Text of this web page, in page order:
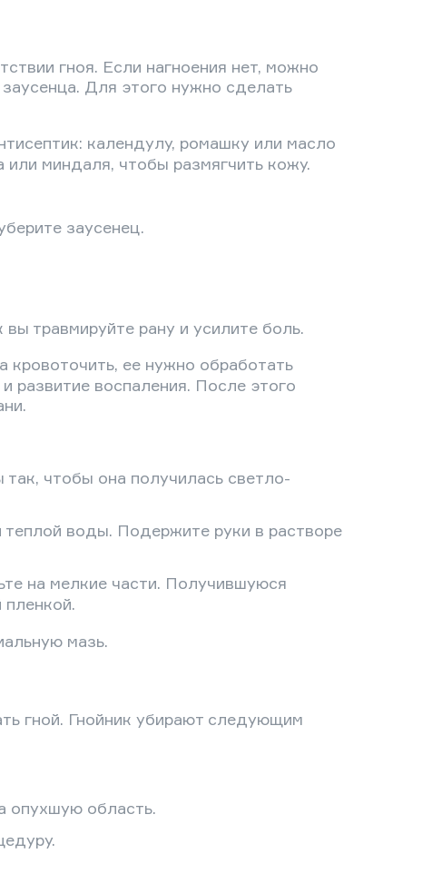
гноя. Если нагноения нет, можно
Для этого нужно сделать
календулу, ромашку или масло
миндаля, чтобы размягчить кожу.
заусенец.
травмируйте рану и усилите боль.
кровоточить, ее нужно обработать
развитие воспаления. После этого
чтобы она получилась светло-
воды. Подержите руки в растворе
на мелкие части. Получившуюся
пленкой.
мазь.
гной. Гнойник убирают следующим
опухшую область.